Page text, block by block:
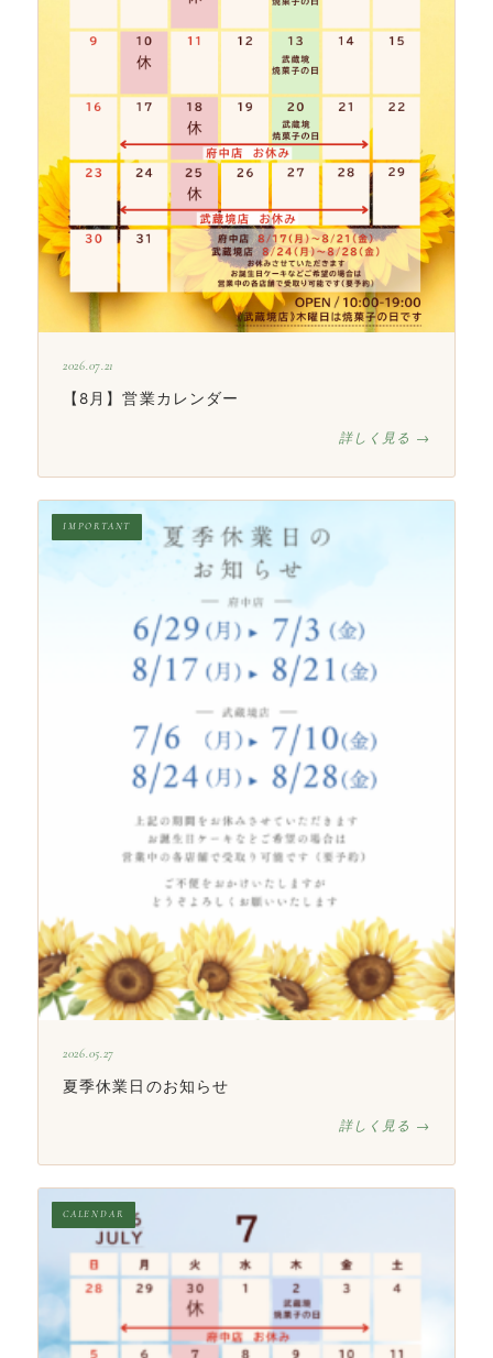
2026.07.21
【8月】営業カレンダー
詳しく見る →
IMPORTANT
2026.05.27
夏季休業日のお知らせ
詳しく見る →
CALENDAR